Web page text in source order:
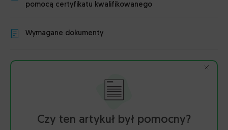
pomocą certyfikatu kwalifikowanego
Wymagane dokumenty
Czy ten artykuł był pomocny?